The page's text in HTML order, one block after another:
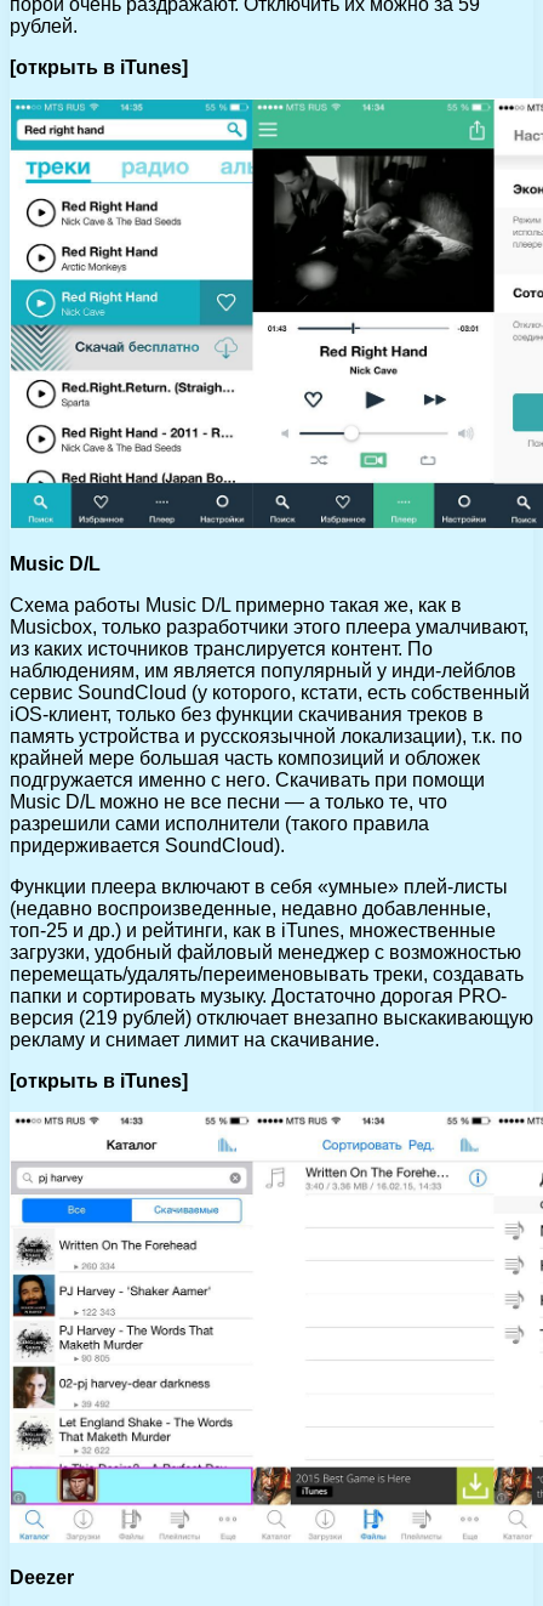
рублей.
[открыть в iTunes]
Music D/L
Схема работы Music D/L примерно такая же, как в
Musicbox, только разработчики этого плеера умалчивают,
из каких источников транслируется контент. По
наблюдениям, им является популярный у инди-лейблов
сервис SoundCloud (у которого, кстати, есть собственный
iOS-клиент, только без функции скачивания треков в
память устройства и русскоязычной локализации), т.к. по
крайней мере большая часть композиций и обложек
подгружается именно с него. Скачивать при помощи
Music D/L можно не все песни — а только те, что
разрешили сами исполнители (такого правила
придерживается SoundCloud).
Функции плеера включают в себя «умные» плей-листы
(недавно воспроизведенные, недавно добавленные,
топ-25 и др.) и рейтинги, как в iTunes, множественные
загрузки, удобный файловый менеджер с возможностью
перемещать/удалять/переименовывать треки, создавать
папки и сортировать музыку. Достаточно дорогая PRO-
версия (219 рублей) отключает внезапно выскакивающую
рекламу и снимает лимит на скачивание.
[открыть в iTunes]
Deezer